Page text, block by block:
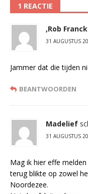
1 REACTIE
,Rob
31 AUGUSTUS
Jammer dat die tijden
BEANTWOORDEN
Madelief
31 AUGUSTUS
Mag ik hier effe
terug blikte op zowel
Noordezee.